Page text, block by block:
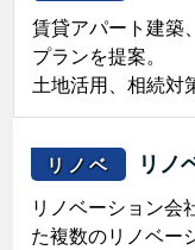
賃貸アパート建築
プランを提案。
土地活用、相続対
リノベ リノ
リノベーション会
た複数のリノベー